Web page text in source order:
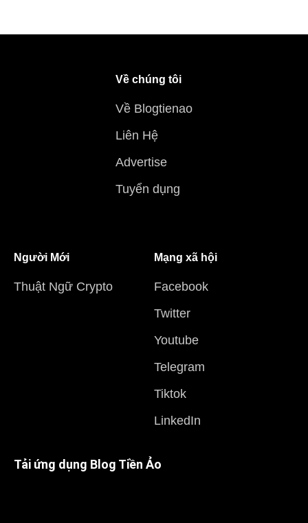
Về chúng tôi
Về Blogtienao
Liên Hệ
Advertise
Tuyển dụng
Người Mới
Thuật Ngữ Crypto
Mạng xã hội
Facebook
Twitter
Youtube
Telegram
Tiktok
LinkedIn
Tải ứng dụng Blog Tiền Ảo